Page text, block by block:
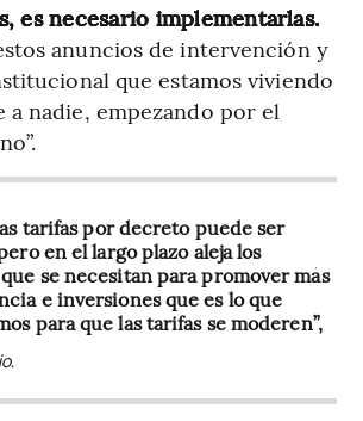
es necesario implementarlas.
anuncios de intervención y
que estamos viviendo
a nadie, empezando por el
tarifas por decreto puede ser
en el largo plazo aleja los
se necesitan para promover más
e inversiones que es lo que
para que las tarifas se moderen”,